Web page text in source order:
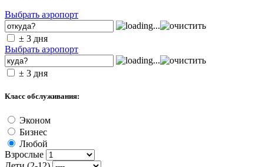
Выбрать аэропорт
± 3 дня
Выбрать аэропорт
± 3 дня
Класс обслуживания:
Эконом
Бизнес
Любой
Взрослые